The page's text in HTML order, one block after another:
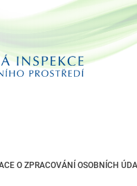
O ZPRACOVÁNÍ OSOBNÍCH